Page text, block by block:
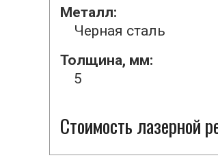
Металл:
Черная сталь
Толщина, мм:
5
Стоимость лазерной